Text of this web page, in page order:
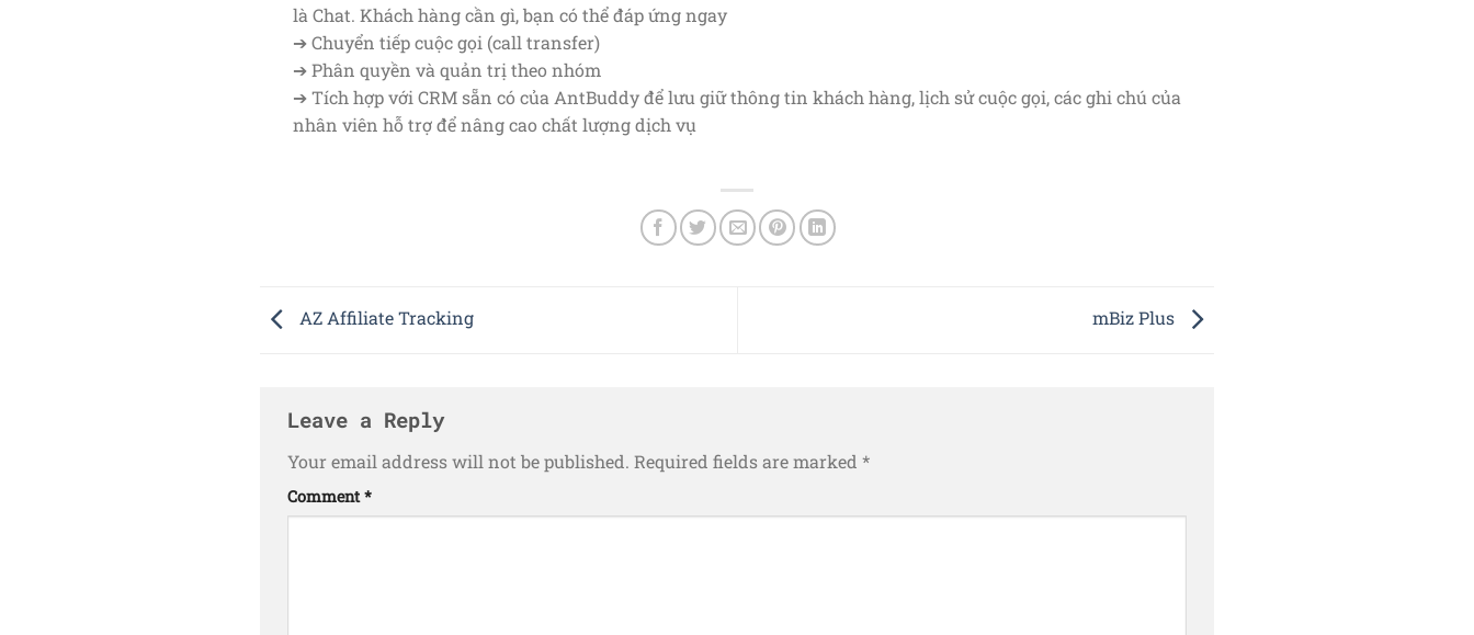
là Chat. Khách hàng cần gì, bạn có thể đáp ứng ngay
➔ Chuyển tiếp cuộc gọi (call transfer)
➔ Phân quyền và quản trị theo nhóm
➔ Tích hợp với CRM sẵn có của AntBuddy để lưu giữ thông tin khách hàng, lịch sử cuộc gọi, các ghi chú của
nhân viên hỗ trợ để nâng cao chất lượng dịch vụ
AZ Affiliate Tracking mBiz Plus
Leave a Reply
Your email address will not be published. Required fields are marked *
Comment*